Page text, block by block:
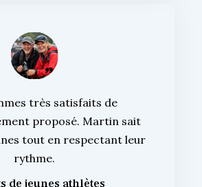
très satisfaits de
proposé. Martin sait
tout en respectant leur
rythme.
de jeunes athlètes